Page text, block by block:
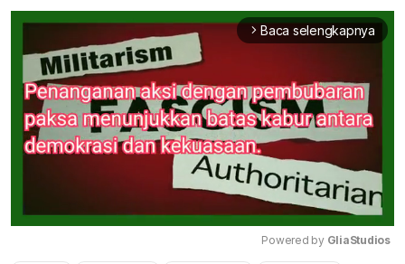
arrow_forward_ios Baca selengkapnya
Powered by GliaStudios